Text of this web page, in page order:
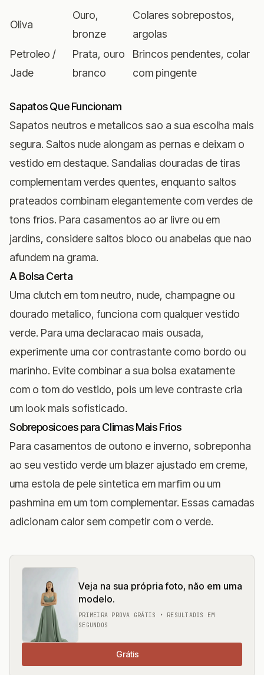
Oliva
Ouro,
bronze
Colares sobrepostos,
argolas
Petroleo /
Jade
Prata, ouro
branco
Brincos pendentes, colar
com pingente
Sapatos Que Funcionam
Sapatos neutros e metalicos sao a sua escolha mais
segura. Saltos nude alongam as pernas e deixam o
vestido em destaque. Sandalias douradas de tiras
complementam verdes quentes, enquanto saltos
prateados combinam elegantemente com verdes de
tons frios. Para casamentos ao ar livre ou em
jardins, considere saltos bloco ou anabelas que nao
afundem na grama.
A Bolsa Certa
Uma clutch em tom neutro, nude, champagne ou
dourado metalico, funciona com qualquer vestido
verde. Para uma declaracao mais ousada,
experimente uma cor contrastante como bordo ou
marinho. Evite combinar a sua bolsa exatamente
com o tom do vestido, pois um leve contraste cria
um look mais sofisticado.
Sobreposicoes para Climas Mais Frios
Para casamentos de outono e inverno, sobreponha
ao seu vestido verde um blazer ajustado em creme,
uma estola de pele sintetica em marfim ou um
pashmina em um tom complementar. Essas camadas
adicionam calor sem competir com o verde.
Veja na sua própria foto, não em uma
modelo.
PRIMEIRA PROVA GRÁTIS • RESULTADOS EM
SEGUNDOS
Grátis